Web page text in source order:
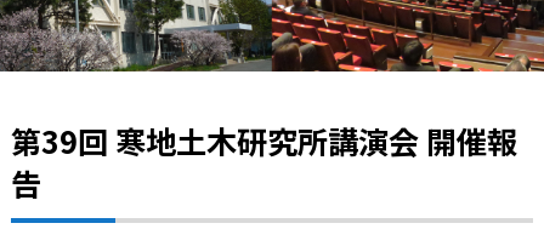
第39回 寒地土木研究所講演会 開催報
告